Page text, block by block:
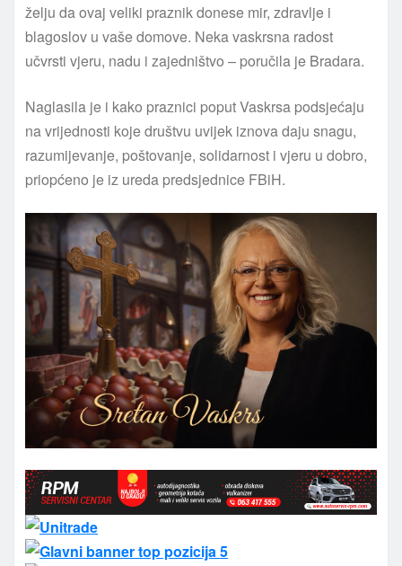
želju da ovaj veliki praznik donese mir, zdravlje i
blagoslov u vaše domove. Neka vaskrsna radost
učvrsti vjeru, nadu i zajedništvo – poručila je Bradara.
Naglasila je i kako praznici poput Vaskrsa podsjećaju
na vrijednosti koje društvu uvijek iznova daju snagu,
razumijevanje, poštovanje, solidarnost i vjeru u dobro,
priopćeno je iz ureda predsjednice FBiH.